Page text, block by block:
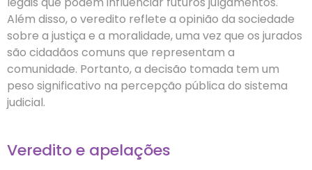
Além disso, o veredito reflete a opinião da sociedade
sobre a justiça e a moralidade, uma vez que os jurados
são cidadãos comuns que representam a
comunidade. Portanto, a decisão tomada tem um
peso significativo na percepção pública do sistema
judicial.
Veredito e apelações